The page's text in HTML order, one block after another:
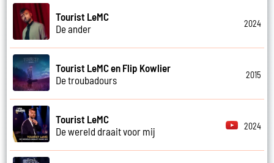
Tourist LeMC
De ander
2024
Tourist LeMC en Flip Kowlier
De troubadours
2015
Tourist LeMC
De wereld draait voor mij
2024